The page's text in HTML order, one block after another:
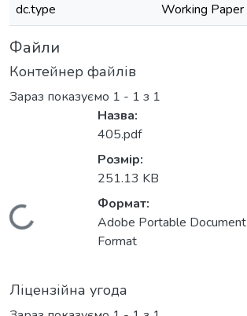
dc.type
Working Paper
Файли
Контейнер файлів
Зараз показуємо 1 - 1 з 1
Вантажиться...
Назва:
405.pdf
Розмір:
251.13 KB
Формат:
Adobe Portable Document
Format
Ліцензійна угода